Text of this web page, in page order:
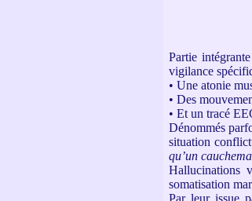
Partie
vigilance
• Une atonie
• Des
• Et un tracé
Dénommés
situation
qu’un
Hallucinations
somatisation